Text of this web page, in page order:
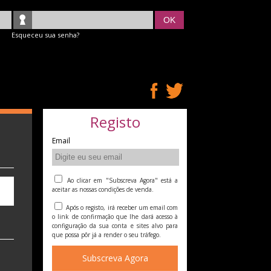
OK
Esqueceu sua senha?
Registo
Email
Ao clicar em "Subscreva Agora" está a
aceitar as nossas condições de venda.
Após o registo, irá receber um email com
o link de confirmação que lhe dará acesso à
configuração da sua conta e sites alvo para
que possa pôr já a render o seu tráfego.